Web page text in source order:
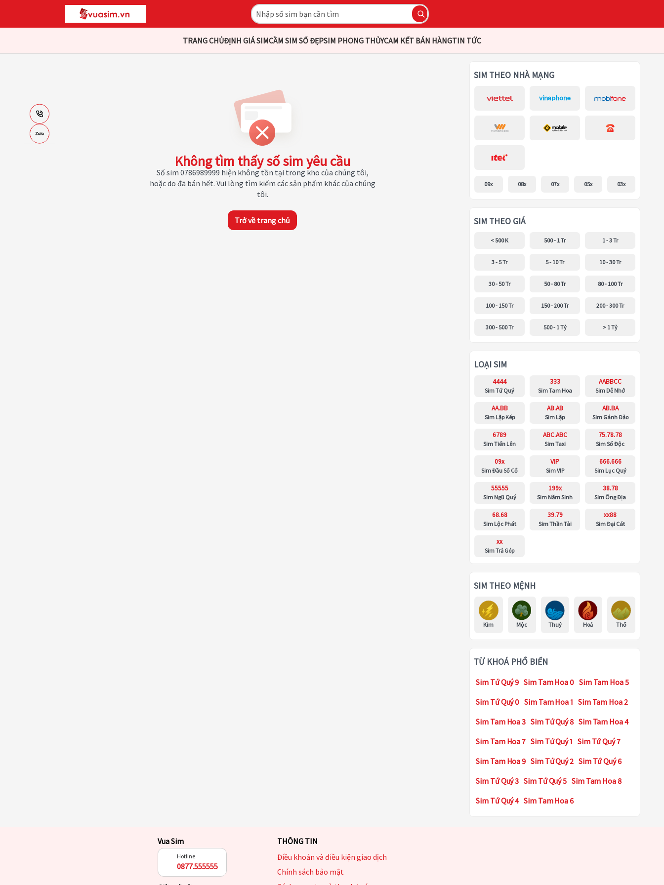
TRANG CHỦĐỊNH GIÁ SIMCẦM SIM SỐ ĐẸPSIM PHONG THỦYCAM KẾT BÁN HÀNGTIN TỨC
Không tìm thấy số sim yêu cầu
Số sim 0786989999 hiện không tồn tại trong kho của chúng tôi,
hoặc do đã bán hết. Vui lòng tìm kiếm các sản phẩm khác của chúng
tôi.
Trở về trang chủ
SIM THEO NHÀ MẠNG
09x 08x 07x 05x 03x
SIM THEO GIÁ
< 500 K 500 - 1 Tr 1 - 3 Tr
3 - 5 Tr 5 - 10 Tr 10 - 30 Tr
30 - 50 Tr 50 - 80 Tr 80 - 100 Tr
100 - 150 Tr 150 - 200 Tr 200 - 300 Tr
300 - 500 Tr 500 - 1 Tỷ > 1 Tỷ
LOẠI SIM
4444
Sim Tứ Quý
333
Sim Tam Hoa
AABBCC
Sim Dễ Nhớ
AA.BB
Sim Lặp Kép
AB.AB
Sim Lặp
AB.BA
Sim Gánh Đảo
6789
Sim Tiến Lên
ABC.ABC
Sim Taxi
75.78.78
Sim Số Độc
09x
Sim Đầu Số Cổ
VIP
Sim VIP
666.666
Sim Lục Quý
55555
Sim Ngũ Quý
199x
Sim Năm Sinh
38.78
Sim Ông Địa
68.68
Sim Lộc Phát
39.79
Sim Thần Tài
xx88
Sim Đại Cát
xx
Sim Trả Góp
SIM THEO MỆNH
Kim Mộc Thuỷ Hoả Thổ
TỪ KHOÁ PHỔ BIẾN
Sim Tứ Quý 9 Sim Tam Hoa 0 Sim Tam Hoa 5
Sim Tứ Quý 0 Sim Tam Hoa 1 Sim Tam Hoa 2
Sim Tam Hoa 3 Sim Tứ Quý 8 Sim Tam Hoa 4
Sim Tam Hoa 7 Sim Tứ Quý 1 Sim Tứ Quý 7
Sim Tam Hoa 9 Sim Tứ Quý 2 Sim Tứ Quý 6
Sim Tứ Quý 3 Sim Tứ Quý 5 Sim Tam Hoa 8
Sim Tứ Quý 4 Sim Tam Hoa 6
Vua Sim
Hotline
0877.555555
THÔNG TIN
Điều khoản và điều kiện giao dịch
Chính sách bảo mật